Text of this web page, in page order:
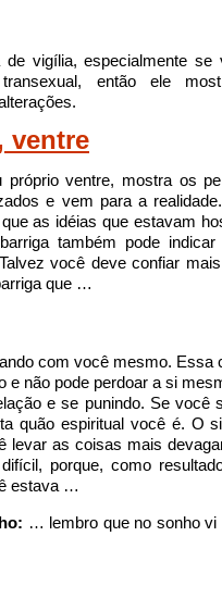
vigília, especialmente se
então ele
ventre
ventre, mostra os
e vem para a
as idéias que estavam
também pode
você deve confiar
que …
com você mesmo. Essa
e não pode perdoar a si
e se punindo. Se você
quão espiritual você é. O
levar as coisas mais
porque, como
estava …
… lembro que no sonho vi